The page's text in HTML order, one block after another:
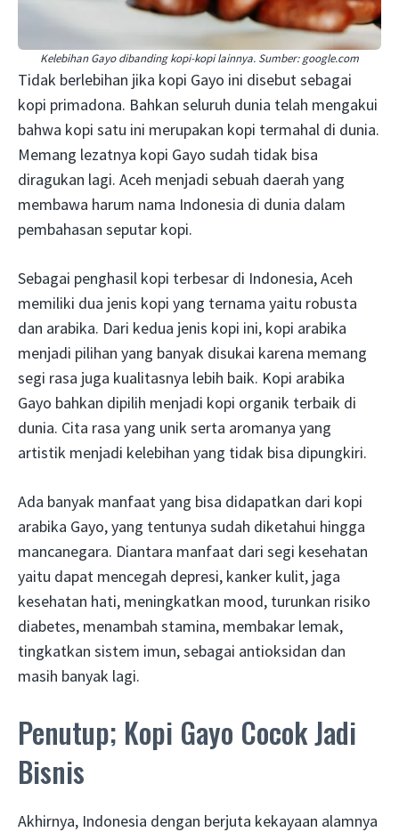
Kelebihan Gayo dibanding kopi-kopi lainnya. Sumber: google.com
Tidak berlebihan jika kopi Gayo ini disebut sebagai
kopi primadona. Bahkan seluruh dunia telah mengakui
bahwa kopi satu ini merupakan kopi termahal di dunia.
Memang lezatnya kopi Gayo sudah tidak bisa
diragukan lagi. Aceh menjadi sebuah daerah yang
membawa harum nama Indonesia di dunia dalam
pembahasan seputar kopi.
Sebagai penghasil kopi terbesar di Indonesia, Aceh
memiliki dua jenis kopi yang ternama yaitu robusta
dan arabika. Dari kedua jenis kopi ini, kopi arabika
menjadi pilihan yang banyak disukai karena memang
segi rasa juga kualitasnya lebih baik. Kopi arabika
Gayo bahkan dipilih menjadi kopi organik terbaik di
dunia. Cita rasa yang unik serta aromanya yang
artistik menjadi kelebihan yang tidak bisa dipungkiri.
Ada banyak manfaat yang bisa didapatkan dari kopi
arabika Gayo, yang tentunya sudah diketahui hingga
mancanegara. Diantara manfaat dari segi kesehatan
yaitu dapat mencegah depresi, kanker kulit, jaga
kesehatan hati, meningkatkan mood, turunkan risiko
diabetes, menambah stamina, membakar lemak,
tingkatkan sistem imun, sebagai antioksidan dan
masih banyak lagi.
Penutup; Kopi Gayo Cocok Jadi
Bisnis
Akhirnya, Indonesia dengan berjuta kekayaan alamnya